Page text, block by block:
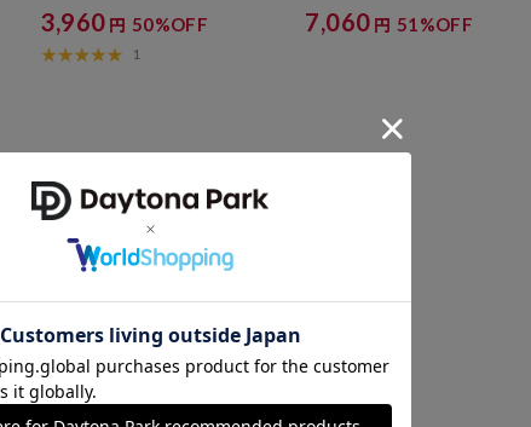
トアップ対応
3,960 円 50%OFF
1
3点セット / ウォッシャブル / U
Vカット / 速乾性 / 接触冷感
7,060 円 51%OFF